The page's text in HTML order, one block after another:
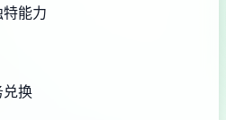
能力
兑换